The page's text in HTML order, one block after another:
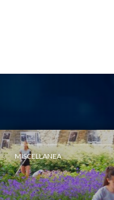
MISCELLANEA